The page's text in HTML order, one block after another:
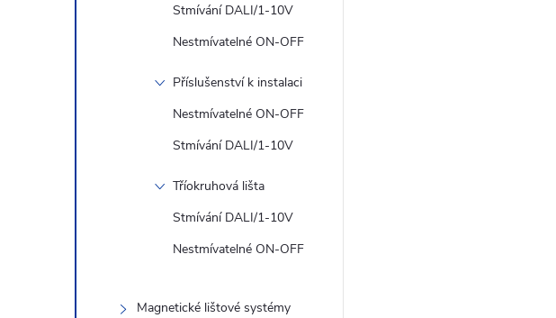
Stmívání DALI/1-10V
Nestmívatelné ON-OFF
Příslušenství k instalaci
Nestmívatelné ON-OFF
Stmívání DALI/1-10V
Tříokruhová lišta
Stmívání DALI/1-10V
Nestmívatelné ON-OFF
Magnetické lištové systémy